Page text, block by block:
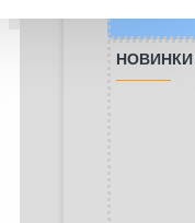
НОВИНКИ